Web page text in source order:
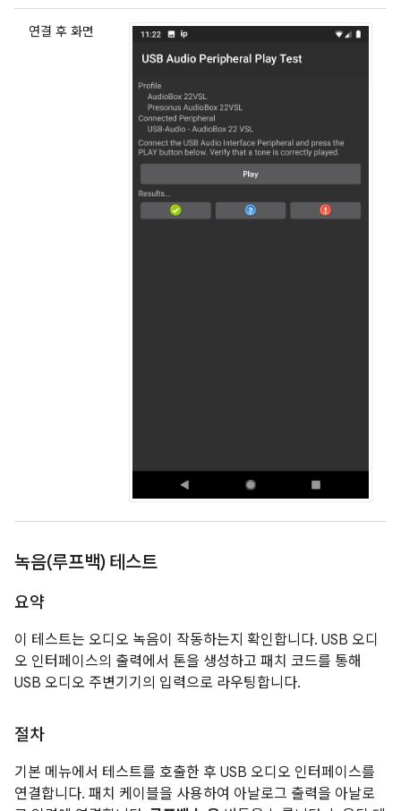
연결 후 화면
녹음(루프백) 테스트
요약
이 테스트는 오디오 녹음이 작동하는지 확인합니다. USB 오디
오 인터페이스의 출력에서 톤을 생성하고 패치 코드를 통해
USB 오디오 주변기기의 입력으로 라우팅합니다.
절차
기본 메뉴에서 테스트를 호출한 후 USB 오디오 인터페이스를
연결합니다. 패치 케이블을 사용하여 아날로그 출력을 아날로